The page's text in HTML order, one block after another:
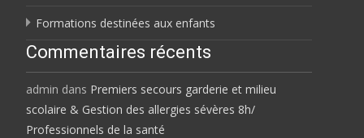
Formations destinées aux enfants
Commentaires récents
admin dans Premiers secours garderie et milieu
scolaire & Gestion des allergies sévères 8h/
Professionnels de la santé